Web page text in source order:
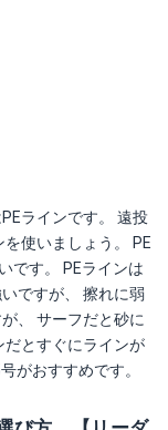
ラインです。 遠投
使いましょう。 PE
です。 PEラインは
ですが、 擦れに弱
、 サーフだと砂に
だとすぐにラインが
がおすすめです。